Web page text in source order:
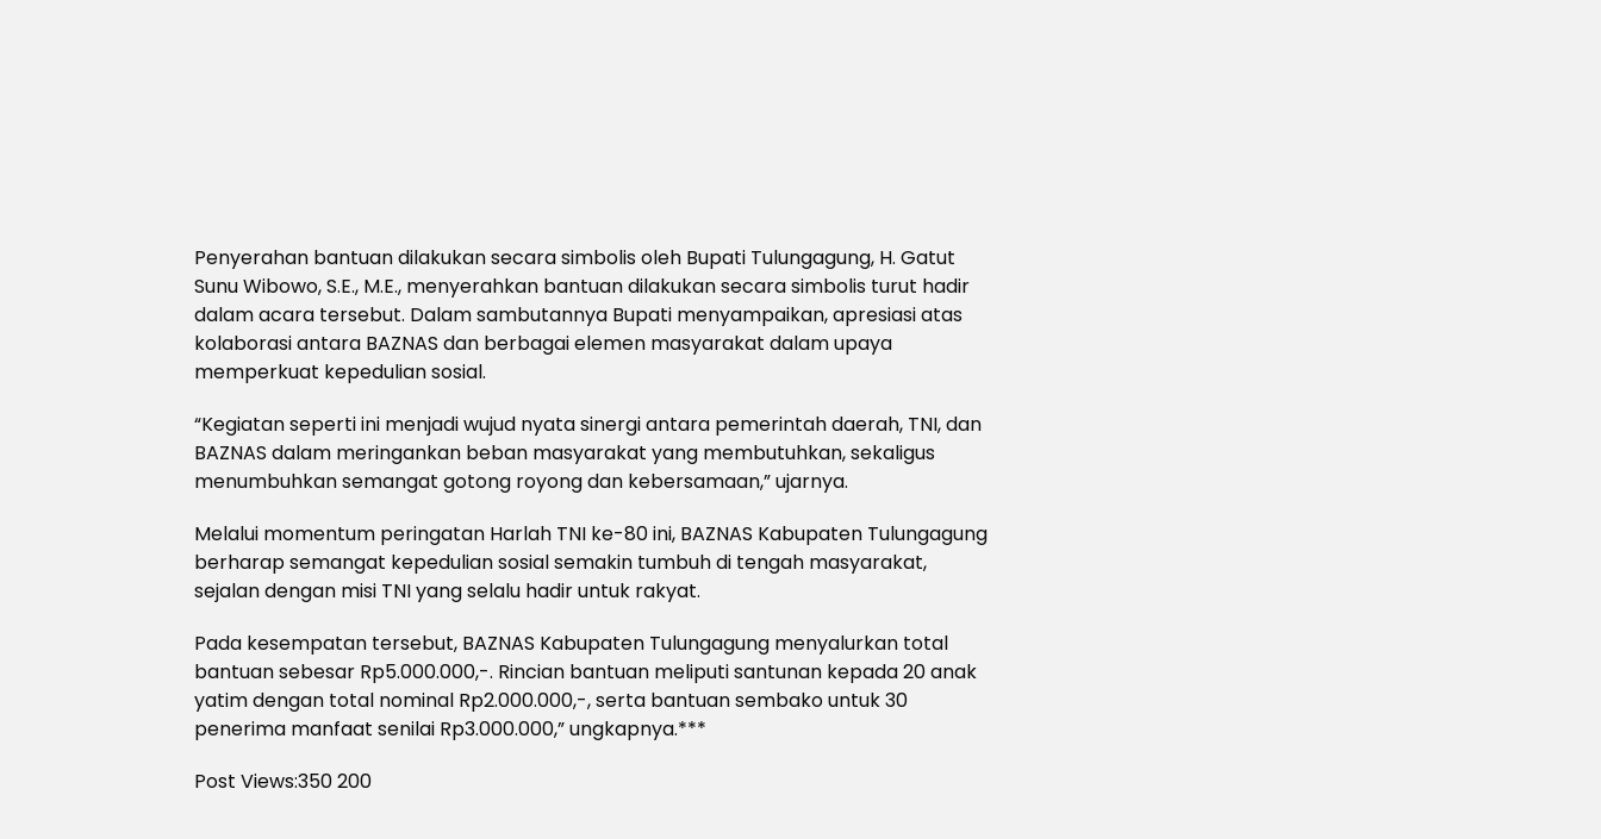
Penyerahan bantuan dilakukan secara simbolis oleh Bupati Tulungagung, H. Gatut
Sunu Wibowo, S.E., M.E., menyerahkan bantuan dilakukan secara simbolis turut hadir
dalam acara tersebut. Dalam sambutannya Bupati menyampaikan, apresiasi atas
kolaborasi antara BAZNAS dan berbagai elemen masyarakat dalam upaya
memperkuat kepedulian sosial.
“Kegiatan seperti ini menjadi wujud nyata sinergi antara pemerintah daerah, TNI, dan
BAZNAS dalam meringankan beban masyarakat yang membutuhkan, sekaligus
menumbuhkan semangat gotong royong dan kebersamaan,” ujarnya.
Melalui momentum peringatan Harlah TNI ke-80 ini, BAZNAS Kabupaten Tulungagung
berharap semangat kepedulian sosial semakin tumbuh di tengah masyarakat,
sejalan dengan misi TNI yang selalu hadir untuk rakyat.
Pada kesempatan tersebut, BAZNAS Kabupaten Tulungagung menyalurkan total
bantuan sebesar Rp5.000.000,-. Rincian bantuan meliputi santunan kepada 20 anak
yatim dengan total nominal Rp2.000.000,-, serta bantuan sembako untuk 30
penerima manfaat senilai Rp3.000.000,” ungkapnya.***
Post Views:350200